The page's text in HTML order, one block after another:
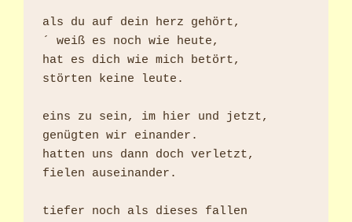
als du auf dein herz gehört,
´ weiß es noch wie heute,
hat es dich wie mich betört,
störten keine leute.
eins zu sein, im hier und jetzt,
genügten wir einander.
hatten uns dann doch verletzt,
fielen auseinander.
tiefer noch als dieses fallen